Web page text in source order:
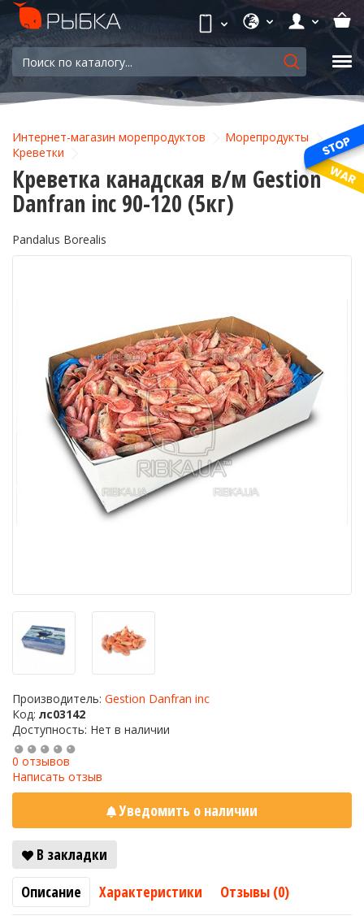
Интернет-магазин морепродуктов
Морепродукты
Креветки
Креветка канадская в/м Gestion
Danfran inc 90-120 (5кг)
Pandalus Borealis
Производитель: Gestion Danfran inc
Код: лс03142
Доступность: Нет в наличии
0 отзывов
Написать отзыв
Уведомить о наличии
В закладки
Описание
Характеристики Отзывы (0)